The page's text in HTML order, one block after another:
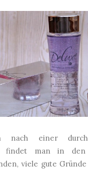
nach einer
findet man in den
viele gute